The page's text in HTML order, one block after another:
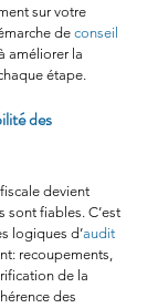
sur votre
de conseil
améliorer la
étape.
des
devient
sont fiables. C’est
logiques d’audit
recoupements,
de la
des